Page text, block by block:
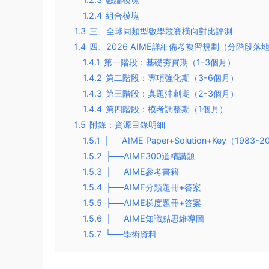
1.2.4 組合模塊
1.3 三、全球同類型數學競賽橫向對比評測
1.4 四、2026 AIME詳細備考複習規劃（分階段落地
1.4.1 第一階段：基礎夯實期（1-3個月）
1.4.2 第二階段：專項強化期（3-6個月）
1.4.3 第三階段：真題沖刺期（2-3個月）
1.4.4 第四階段：模考調整期（1個月）
1.5 附錄：資源目錄明細
1.5.1
├──AIME Paper+Solution+Key（1983-
1.5.2
├──AIME300道精講題
1.5.3
├──AIME參考書籍
1.5.4
├──AIME分類題冊+答案
1.5.5
├──AIME梯度題冊+答案
1.5.6
├──AIME知識點思維導圖
1.5.7 └──學術資料